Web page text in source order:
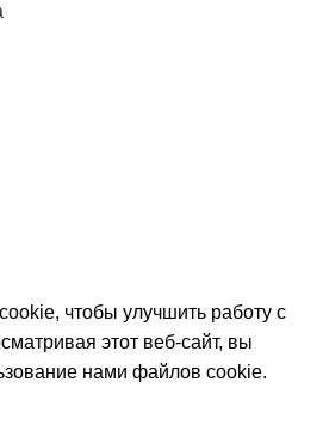
чтобы улучшить работу с
этот веб-сайт, вы
нами файлов cookie.